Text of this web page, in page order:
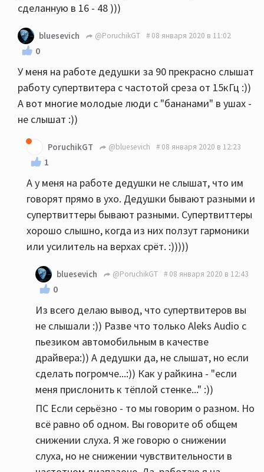
сделанную в 16 - 48 )))
bluesevich @PoruchikGT 08 января 2020 в 11:02
0
У меня на работе дедушки за 90 прекрасно слышат
работу супертвитера с частотой среза от 15кГц :))
А вот многие молодые люди с "бананами" в ушах -
не слышат :))
PoruchikGT @bluesevich 08 января 2020 в 12:23
1
А у меня на работе дедушки не слышат, что им
говорят прямо в ухо. Дедушки бывают разными и
супертвиттеры бывают разными. Супертвиттеры
хорошо слышно, когда из них ползут гармоники
или усилитель на верхах срёт. :)))))
bluesevich @PoruchikGT 08 января 2020 в 12:43
0
Из всего делаю вывод, что супертвитеров вы
не слышали :)) Разве что только Aleks Audio с
пьезиком автомобильным в качестве
драйвера:)) А дедушки да, не слышат, но если
сделать погромче...:)) Как у райкина - "если
меня прислонить к тёплой стенке..." :))
ПС Если серьёзно - то мы говорим о разном. Но
всё равно об одном. Вы говорите об общем
снижении слуха. Я же говорю о снижении
слуха, но не снижении чувствительности в